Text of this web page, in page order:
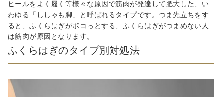
ヒールをよく履く等様々な原因で筋肉が発達して肥大した、い
わゆる「ししゃも脚」と呼ばれるタイプです。つま先立ちをす
ると、ふくらはぎがボコっとする、ふくらはぎがつまめない人
は筋肉が原因となります。
ふくらはぎのタイプ別対処法